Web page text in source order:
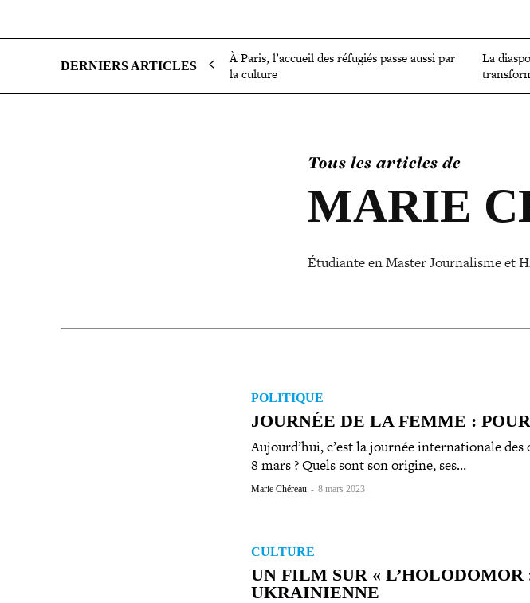
DERNIERS ARTICLES
À Paris, l’accueil des réfugiés passe aussi par
la culture
La
Tous les articles de
MARIE
Étudiante en Master Journalisme et
POLITIQUE
JOURNÉE DE LA FEMME :
Aujourd’hui, c’est la journée inter­na­tio­nale
8 mars ? Quels sont son origine, ses…
Marie Chéreau - 8 mars 2023
CULTURE
UN FILM SUR «
UKRAINIENNE